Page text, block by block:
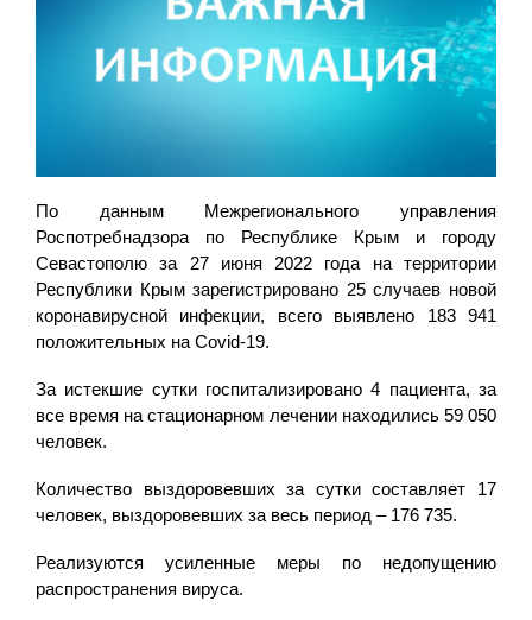
По данным Межрегионального управления
Роспотребнадзора по Республике Крым и городу
Севастополю за 27 июня 2022 года на территории
Республики Крым зарегистрировано 25 случаев новой
коронавирусной инфекции, всего выявлено 183 941
положительных на Covid-19.
За истекшие сутки госпитализировано 4 пациента, за
все время на стационарном лечении находились 59 050
человек.
Количество выздоровевших за сутки составляет 17
человек, выздоровевших за весь период – 176 735.
Реализуются усиленные меры по недопущению
распространения вируса.